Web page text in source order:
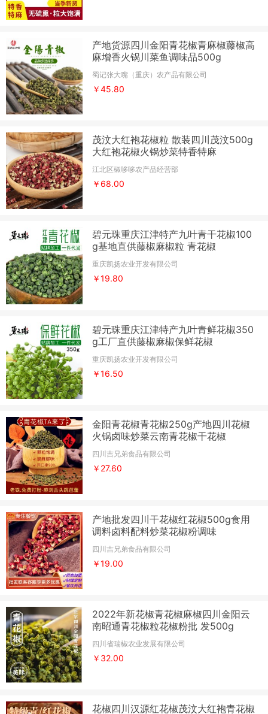
产地货源四川金阳青花椒青麻椒藤椒高
麻增香火锅川菜鱼调味品500g
蜀记张大嘴（重庆）农产品有限公司
￥45.80
茂汶大红袍花椒粒 散装四川茂汶500g
大红袍花椒火锅炒菜特香特麻
江北区椒哆哆农产品经营部
￥68.00
碧元珠重庆江津特产九叶青干花椒100
g基地直供藤椒麻椒粒 青花椒
重庆凯扬农业开发有限公司
￥19.80
碧元珠重庆江津特产九叶青鲜花椒350
g工厂直供藤椒麻椒保鲜花椒
重庆凯扬农业开发有限公司
￥16.50
金阳青花椒青花椒250g产地四川花椒
火锅卤味炒菜云南青花椒干花椒
四川吉兄弟食品有限公司
￥27.60
产地批发四川干花椒红花椒500g食用
调料卤料配料炒菜花椒粉调味
四川吉兄弟食品有限公司
￥19.00
2022年新花椒青花椒麻椒四川金阳云
南昭通青花椒粒花椒粉批 发500g
四川省瑞椒农业发展有限公司
￥32.00
花椒四川汉源红花椒茂汶大红袍青花椒